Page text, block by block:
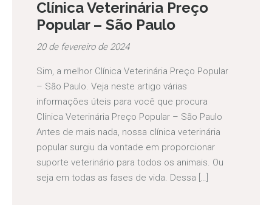
Clínica Veterinária Preço
Popular – São Paulo
20 de fevereiro de 2024
Sim, a melhor Clínica Veterinária Preço Popular
– São Paulo. Veja neste artigo várias
informações úteis para você que procura
Clínica Veterinária Preço Popular – São Paulo
Antes de mais nada, nossa clínica veterinária
popular surgiu da vontade em proporcionar
suporte veterinário para todos os animais. Ou
seja em todas as fases de vida. Dessa […]